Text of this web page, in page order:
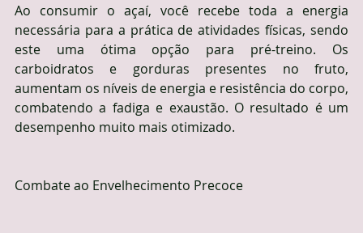
Ao consumir o açaí, você recebe toda a energia
necessária para a prática de atividades físicas, sendo
este uma ótima opção para pré-treino. Os
carboidratos e gorduras presentes no fruto,
aumentam os níveis de energia e resistência do corpo,
combatendo a fadiga e exaustão. O resultado é um
desempenho muito mais otimizado.
Combate ao Envelhecimento Precoce